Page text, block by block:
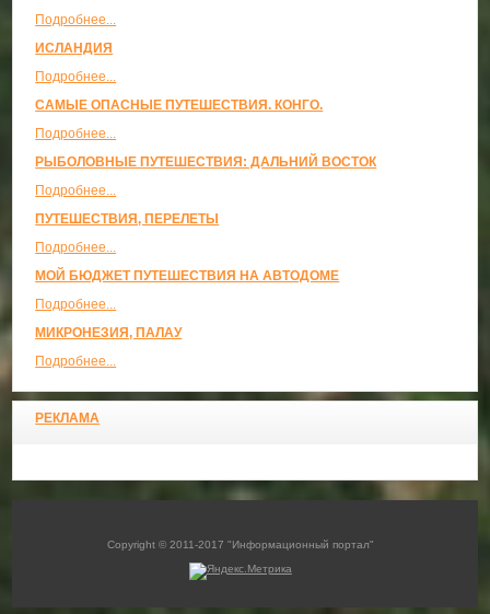
Подробнее...
ИСЛАНДИЯ
Подробнее...
САМЫЕ ОПАСНЫЕ ПУТЕШЕСТВИЯ. КОНГО.
Подробнее...
РЫБОЛОВНЫЕ ПУТЕШЕСТВИЯ: ДАЛЬНИЙ ВОСТОК
Подробнее...
ПУТЕШЕСТВИЯ, ПЕРЕЛЕТЫ
Подробнее...
МОЙ БЮДЖЕТ ПУТЕШЕСТВИЯ НА АВТОДОМЕ
Подробнее...
МИКРОНЕЗИЯ, ПАЛАУ
Подробнее...
РЕКЛАМА
Copyright © 2011-2017 "Информационный портал"